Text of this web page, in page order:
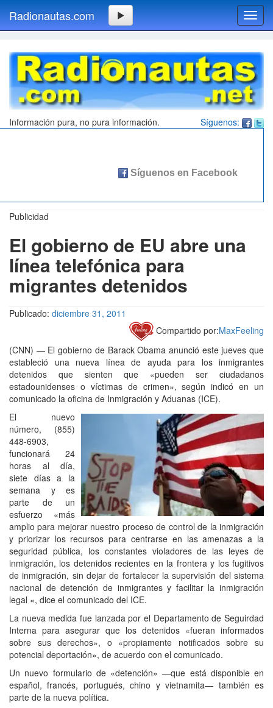
Radionautas.com
Síguenos:
Información pura, no pura información.
Publicidad
El gobierno de EU abre una
línea telefónica para
migrantes detenidos
Publicado: diciembre 31, 2011
Compartido por:MaxFeeling
(CNN) — El gobierno de Barack Obama anunció este jueves que
estableció una nueva línea de ayuda para los inmigrantes
detenidos que sienten que «pueden ser ciudadanos
estadounidenses o víctimas de crimen», según indicó en un
comunicado la oficina de Inmigración y Aduanas (ICE).
El nuevo
número, (855)
448-6903,
funcionará 24
horas al día,
siete días a la
semana y es
parte de un
esfuerzo «más
amplio para mejorar nuestro proceso de control de la inmigración
y priorizar los recursos para centrarse en las amenazas a la
seguridad pública, los constantes violadores de las leyes de
inmigración, los detenidos recientes en la frontera y los fugitivos
de inmigración, sin dejar de fortalecer la supervisión del sistema
nacional de detención de inmigrantes y facilitar la inmigración
legal «, dice el comunicado del ICE.
La nueva medida fue lanzada por el Departamento de Seguirdad
Interna para asegurar que los detenidos «fueran informados
sobre sus derechos», o «propiamente notificados sobre su
potencial deportación», de acuerdo con el comunicado.
Un nuevo formulario de «detención» —que está disponible en
español, francés, portugués, chino y vietnamita— también es
parte de la nueva política.